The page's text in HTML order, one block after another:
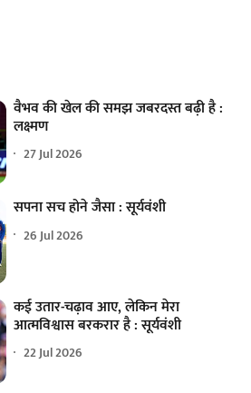
वैभव की खेल की समझ जबरदस्त बढ़ी है :
लक्ष्मण
27 Jul 2026
सपना सच होने जैसा : सूर्यवंशी
26 Jul 2026
कई उतार-चढ़ाव आए, लेकिन मेरा
आत्मविश्वास बरकरार है : सूर्यवंशी
22 Jul 2026